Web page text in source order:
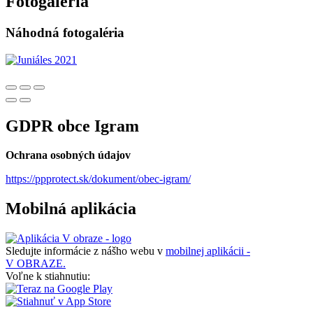
Náhodná fotogaléria
GDPR obce Igram
Ochrana osobných údajov
https://ppprotect.sk/dokument/obec-igram/
Mobilná aplikácia
Sledujte informácie z nášho webu v mobilnej aplikácii -
V OBRAZE.
Voľne k stiahnutiu: